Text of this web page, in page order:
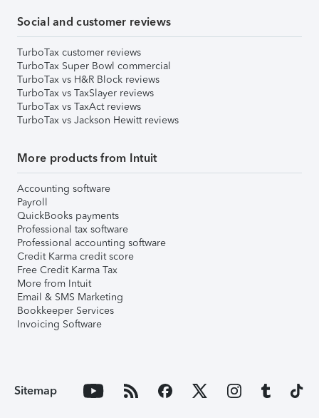
Social and customer reviews
TurboTax customer reviews
TurboTax Super Bowl commercial
TurboTax vs H&R Block reviews
TurboTax vs TaxSlayer reviews
TurboTax vs TaxAct reviews
TurboTax vs Jackson Hewitt reviews
More products from Intuit
Accounting software
Payroll
QuickBooks payments
Professional tax software
Professional accounting software
Credit Karma credit score
Free Credit Karma Tax
More from Intuit
Email & SMS Marketing
Bookkeeper Services
Invoicing Software
Sitemap